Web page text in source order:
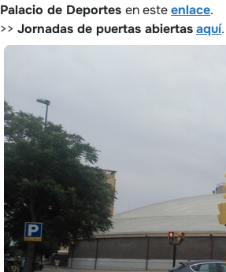
Palacio de Deportes en esteenlace.
>> Jornadas de puertas abiertasaquí.